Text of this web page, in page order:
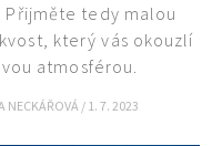
Přijměte tedy malou
který vás okouzlí
atmosférou.
NECKÁŘOVÁ / 1. 7. 2023